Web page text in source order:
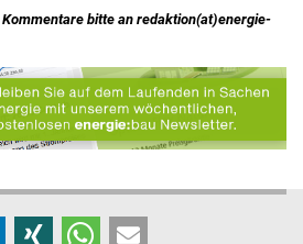
bitte an redaktion(at)energie-